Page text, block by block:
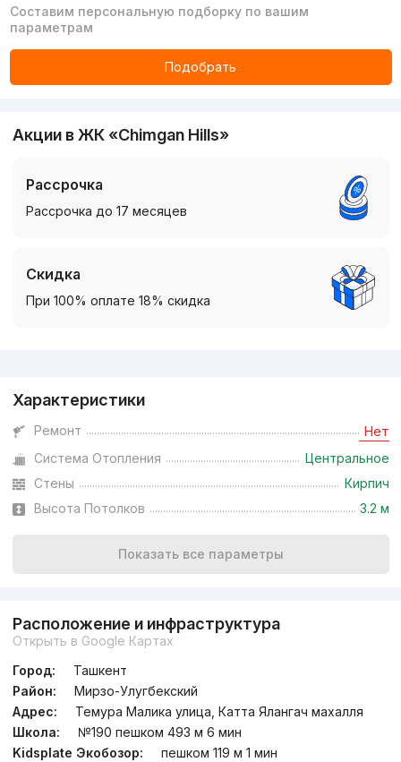
Составим персональную подборку по вашим
параметрам
Подобрать
Акции в ЖК «Chimgan Hills»
Рассрочка
Рассрочка до 17 месяцев
Скидка
При 100% оплате 18% скидка
Характеристики
Ремонт Нет
Система Отопления
Центральное
Стены
Кирпич
Высота Потолков
3.2 м
Показать все параметры
Расположение и инфраструктура
Открыть в Google Картах
Город:
Ташкент
Район:
Мирзо-Улугбекский
Адрес:
Темура Малика улица, Катта Ялангач махалля
Школа:
№190 пешком 493 м 6 мин
Kidsplate Экобозор:
пешком 119 м 1 мин